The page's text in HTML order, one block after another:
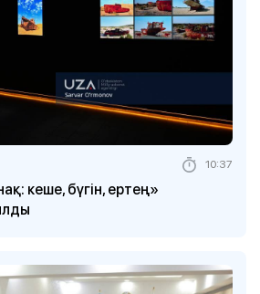
кеше, бүгін, ертең»
10:37